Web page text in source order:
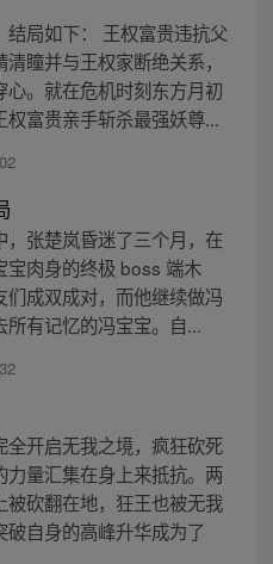
局如下： 王权富贵违抗父
瞳并与王权家断绝关系，
。就在危机时刻东方月初
富贵亲手斩杀最强妖尊...
张楚岚昏迷了三个月，在
宝肉身的终极 boss 端木
成双成对，而他继续做冯
有记忆的冯宝宝。自...
开启无我之境，疯狂砍死
量汇集在身上来抵抗。两
被砍翻在地，狂王也被无我
自身的高峰升华成为了